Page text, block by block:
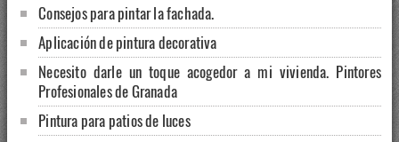
Consejos para pintar la fachada.
Aplicación de pintura decorativa
Necesito darle un toque acogedor a mi vivienda. Pintores
Profesionales de Granada
Pintura para patios de luces